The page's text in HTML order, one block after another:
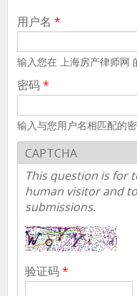
用户名 *
输入您在 上海房产律师网
密码*
输入与您用户名相匹配的密
CAPTCHA
This question is for
human visitor and
submissions.
验证码*